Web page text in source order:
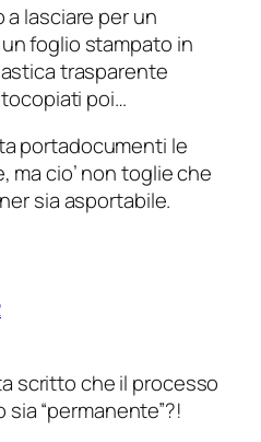
a lasciare per un
foglio stampato in
trasparente
poi…
portadocumenti le
ma cio’ non toglie che
sia asportabile.
scritto che il processo
“permanente”?!